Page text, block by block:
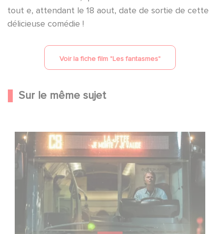
tout e, attendant le 18 aout, date de sortie de cette
délicieuse comédie !
Voir la fiche film "Les fantasmes"
Sur le même sujet
Une date de sortie pour le nouveau film de Franck
Dubosc